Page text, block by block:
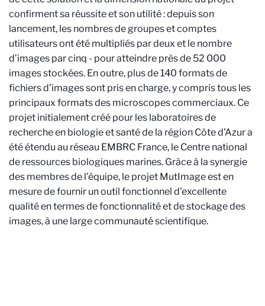
confirment sa réussite et son utilité : depuis son
lancement, les nombres de groupes et comptes
utilisateurs ont été multipliés par deux et le nombre
d’images par cinq - pour atteindre près de 52 000
images stockées. En outre, plus de 140 formats de
fichiers d’images sont pris en charge, y compris tous les
principaux formats des microscopes commerciaux. Ce
projet initialement créé pour les laboratoires de
recherche en biologie et santé de la région Côte d’Azur a
été étendu au réseau EMBRC France, le Centre national
de ressources biologiques marines. Grâce à la synergie
des membres de l’équipe, le projet MutImage est en
mesure de fournir un outil fonctionnel d’excellente
qualité en termes de fonctionnalité et de stockage des
images, à une large communauté scientifique.